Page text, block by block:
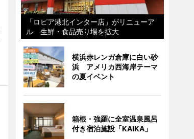
「ロピア港北インター店」がリニューア
ル 生鮮・食品売り場を拡大
横浜赤レンガ倉庫に白い砂
浜 アメリカ西海岸テーマ
の夏イベント
箱根・強羅に全室温泉風呂
付き宿泊施設「KAIKA」